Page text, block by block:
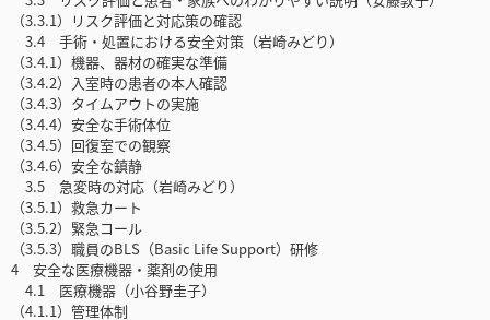
（3.3.1）リスク評価と対応策の確認
3.4 手術・処置における安全対策（岩崎みどり）
（3.4.1）機器、器材の確実な準備
（3.4.2）入室時の患者の本人確認
（3.4.3）タイムアウトの実施
（3.4.4）安全な手術体位
（3.4.5）回復室での観察
（3.4.6）安全な鎮静
3.5 急変時の対応（岩崎みどり）
（3.5.1）救急カート
（3.5.2）緊急コール
（3.5.3）職員のBLS（Basic Life Support）研修
4 安全な医療機器・薬剤の使用
4.1 医療機器（小谷野圭子）
（4.1.1）管理体制